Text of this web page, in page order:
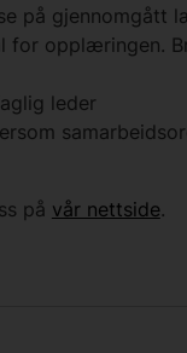
på gjennomgått
for opplæringen.
leder
på vår nettside.